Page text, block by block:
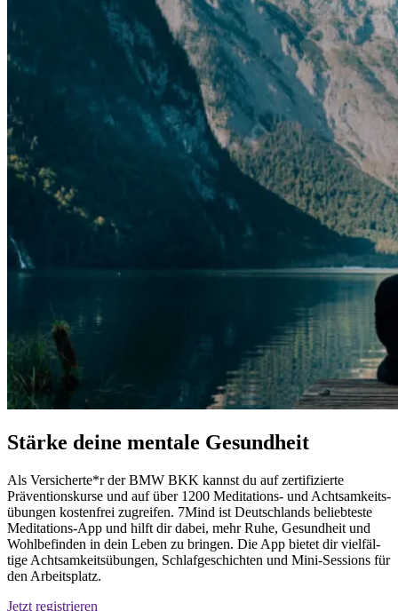
Stärke deine men­tale Gesund­heit
Als Versicherte*r der BMW BKK kannst du auf zer­ti­fi­zier­te
Präventionskurse und auf über 1200 Medi­ta­ti­ons- und Acht­sam­keits­
übun­gen kos­ten­frei zugrei­fen. 7Mind ist Deutsch­lands belieb­teste
Medi­ta­ti­ons-App und hilft dir dabei, mehr Ruhe, Gesund­heit und
Wohl­be­fin­den in dein Leben zu brin­gen. Die App bietet dir viel­fäl­
tige Acht­sam­keits­übun­gen, Schlaf­ge­schich­ten und Mini-Ses­si­ons für
den Arbeits­platz.
Jetzt regis­trie­ren